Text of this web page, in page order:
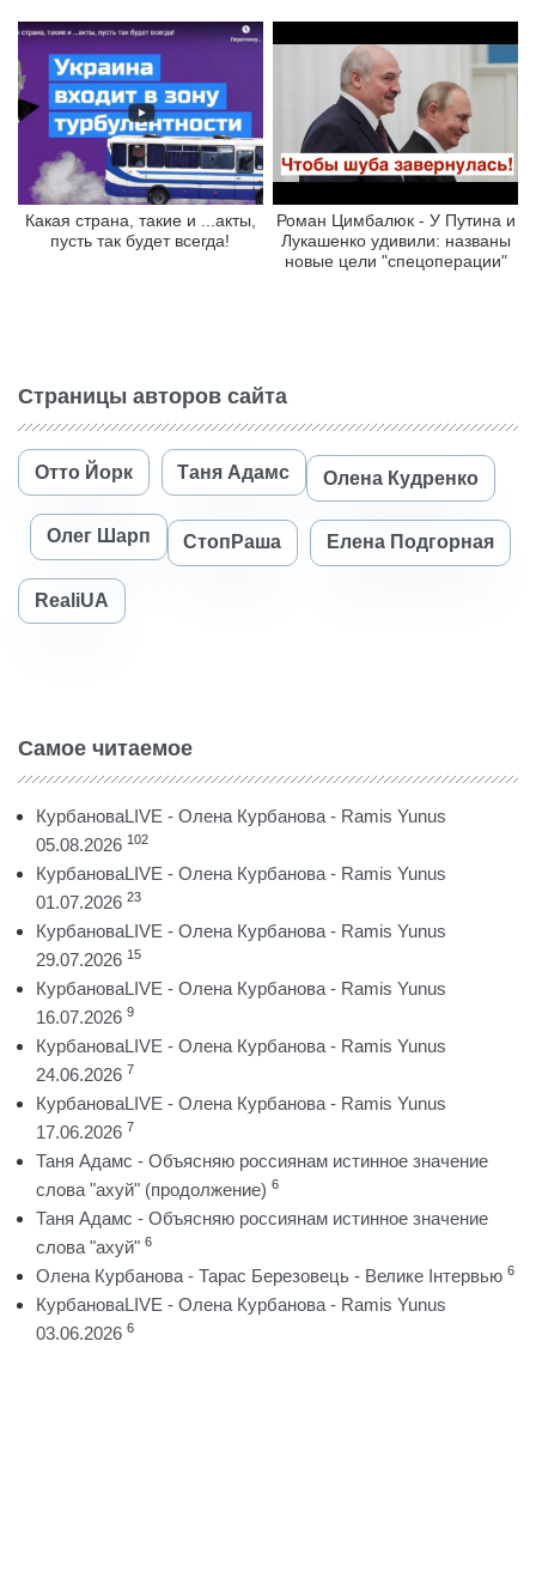
Какая страна, такие и ...акты,
пусть так будет всегда!
Роман Цимбалюк - У Путина и
Лукашенко удивили: названы
новые цели "спецоперации"
Страницы авторов сайта
Отто Йорк Таня Адамс Олена Кудренко
Олег Шарп СтопРаша Елена Подгорная
RealiUA
Самое читаемое
КурбановаLIVE - Олена Курбанова - Ramis Yunus
05.08.2026 102
КурбановаLIVE - Олена Курбанова - Ramis Yunus
01.07.2026 23
КурбановаLIVE - Олена Курбанова - Ramis Yunus
29.07.2026 15
КурбановаLIVE - Олена Курбанова - Ramis Yunus
16.07.2026 9
КурбановаLIVE - Олена Курбанова - Ramis Yunus
24.06.2026 7
КурбановаLIVE - Олена Курбанова - Ramis Yunus
17.06.2026 7
Таня Адамс - Объясняю россиянам истинное значение
слова "ахуй" (продолжение) 6
Таня Адамс - Объясняю россиянам истинное значение
слова "ахуй" 6
Олена Курбанова - Тарас Березовець - Велике Інтервью 6
КурбановаLIVE - Олена Курбанова - Ramis Yunus
03.06.2026 6